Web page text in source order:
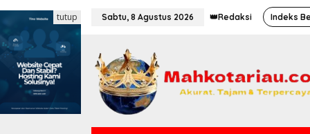
a
t
o
Sabtu, 8 Agustus 2026 👑Redaksi Indeks
tutup